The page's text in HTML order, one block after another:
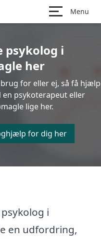
Menu
psykolog i
her
for eller ej, så få hjælp
psykoterapeut eller
lige her.
for dig her
i
en udfordring,